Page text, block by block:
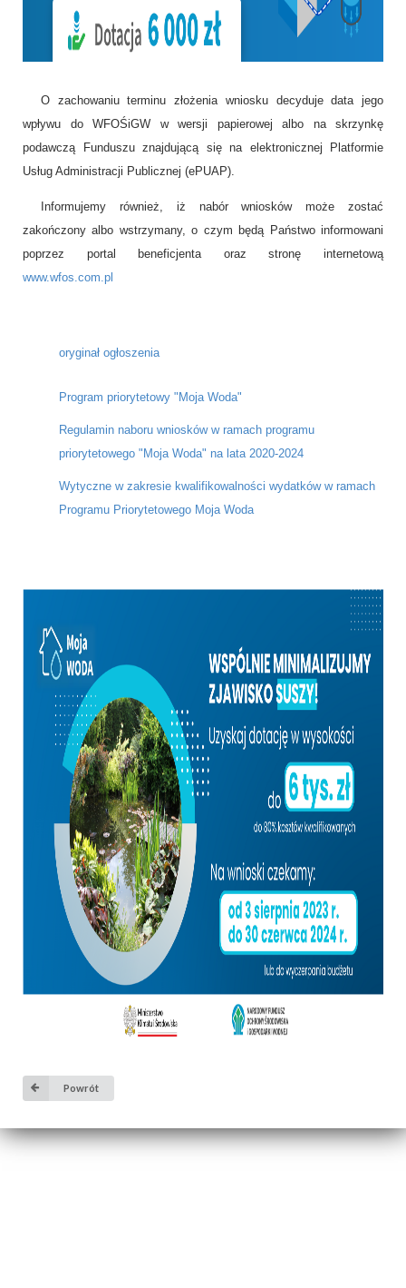
O zachowaniu terminu złożenia wniosku decyduje data jego
wpływu do WFOŚiGW w wersji papierowej albo na skrzynkę
podawczą Funduszu znajdującą się na elektronicznej Platformie
Usług Administracji Publicznej (ePUAP).
Informujemy również, iż nabór wniosków może zostać
zakończony albo wstrzymany, o czym będą Państwo informowani
poprzez portal beneficjenta oraz stronę internetową
www.wfos.com.pl
oryginał ogłoszenia
Program priorytetowy "Moja Woda"
Regulamin naboru wniosków w ramach programu
priorytetowego "Moja Woda" na lata 2020-2024
Wytyczne w zakresie kwalifikowalności wydatków w ramach
Programu Priorytetowego Moja Woda
Powrót